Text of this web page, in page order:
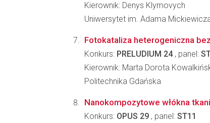
Kierownik: Denys Klymovych
Uniwersytet im. Adama
Fotokataliza heterogeniczna
Konkurs: PRELUDIUM 24, panel:
Kierownik: Marta Dorota
Politechnika Gdańska
Nanokompozytowe włókna
Konkurs: OPUS 29 , panel: ST11